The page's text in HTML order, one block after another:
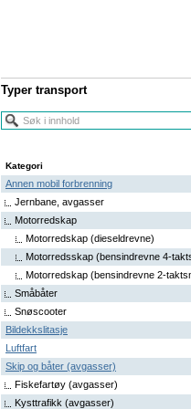
Typer transport
Kategori
Annen mobil forbrenning
Jernbane, avgasser
Motorredskap
Motorredskap (dieseldrevne)
Motorredsskap (bensindrevne 4-
Motorredskap (bensindrevne 2-
Småbåter
Snøscooter
Bildekkslitasje
Luftfart
Skip og båter (avgasser)
Fiskefartøy (avgasser)
Kysttrafikk (avgasser)